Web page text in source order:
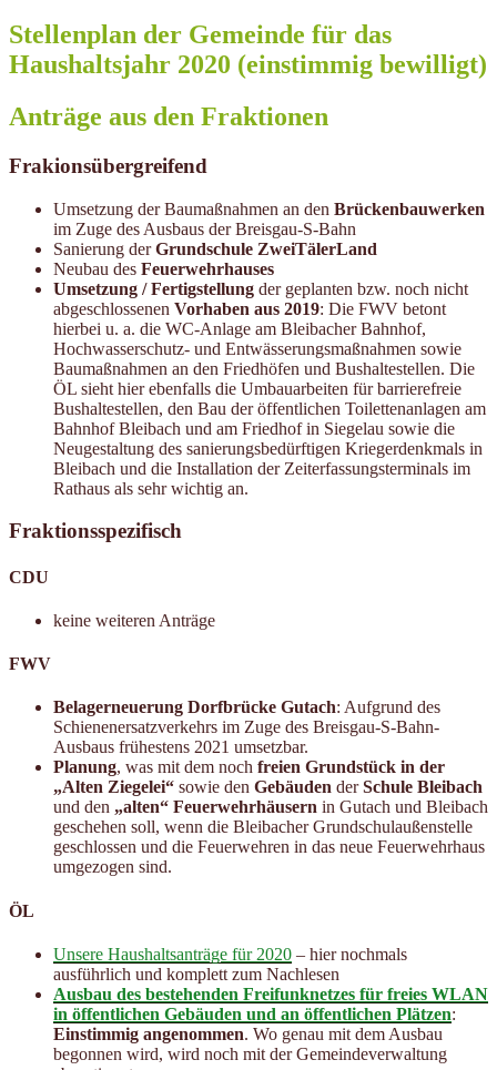
Stellenplan der Gemeinde für das
Haushaltsjahr 2020 (einstimmig bewilligt)
Anträge aus den Fraktionen
Frakionsübergreifend
Umsetzung der Baumaßnahmen an den Brückenbauwerken
im Zuge des Ausbaus der Breisgau-S-Bahn
Sanierung derGrundschule ZweiTälerLand
Neubau des Feuerwehrhauses
Umsetzung / Fertigstellung der geplanten bzw. noch nicht
abgeschlossenen Vorhaben aus 2019: Die FWV betont
hierbei u. a. die WC-Anlage am Bleibacher Bahnhof,
Hochwasserschutz- und Entwässerungsmaßnahmen sowie
Baumaßnahmen an den Friedhöfen und Bushaltestellen. Die
ÖL sieht hier ebenfalls die Umbauarbeiten für barrierefreie
Bushaltestellen, den Bau der öffentlichen Toilettenanlagen am
Bahnhof Bleibach und am Friedhof in Siegelau sowie die
Neugestaltung des sanierungsbedürftigen Kriegerdenkmals in
Bleibach und die Installation der Zeiterfassungsterminals im
Rathaus als sehr wichtig an.
Fraktionsspezifisch
CDU
keine weiteren Anträge
FWV
Belagerneuerung Dorfbrücke Gutach: Aufgrund des
Schienenersatzverkehrs im Zuge des Breisgau-S-Bahn-
Ausbaus frühestens 2021 umsetzbar.
Planung, was mit dem noch freien Grundstück in der
„Alten Ziegelei“ sowie den Gebäuden derSchule Bleibach
und den „alten“ Feuerwehrhäusern in Gutach und Bleibach
geschehen soll, wenn die Bleibacher Grundschulaußenstelle
geschlossen und die Feuerwehren in das neue Feuerwehrhaus
umgezogen sind.
ÖL
Unsere Haushaltsanträge für 2020 – hier nochmals
ausführlich und komplett zum Nachlesen
Ausbau des bestehenden Freifunknetzes für freies WLAN
in öffentlichen Ge­bäuden und an öffentlichen Plätzen:
Einstimmig angenommen. Wo genau mit dem Ausbau
begonnen wird, wird noch mit der Gemeindeverwaltung